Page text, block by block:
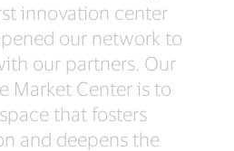
innovation center
our network to
our partners. Our
Market Center is to
that fosters
and deepens the